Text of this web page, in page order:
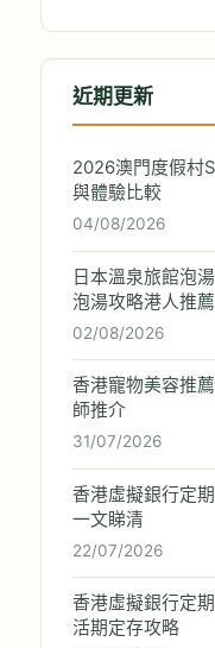
近期更新
2026澳門度假村
與體驗比較
04/08/2026
日本溫泉旅館泡
泡湯攻略港人推薦
02/08/2026
香港寵物美容推
師推介
31/07/2026
香港虛擬銀行定
一文睇清
22/07/2026
香港虛擬銀行定
活期定存攻略